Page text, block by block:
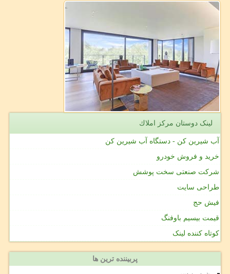
لینک دوستان مركز املاك
آب شیرین کن - دستگاه آب شیرین کن
خرید و فروش خودرو
شرکت صنعتی سخت پوشش
طراحی سایت
فیش حج
قیمت بیسیم باوفنگ
کوتاه کننده لینک
پربیننده ترین ها